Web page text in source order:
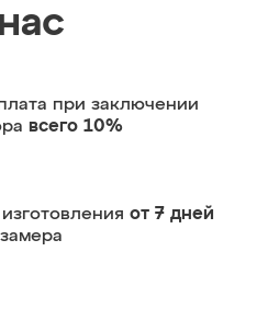
при заключении
всего 10%
от 7 дней